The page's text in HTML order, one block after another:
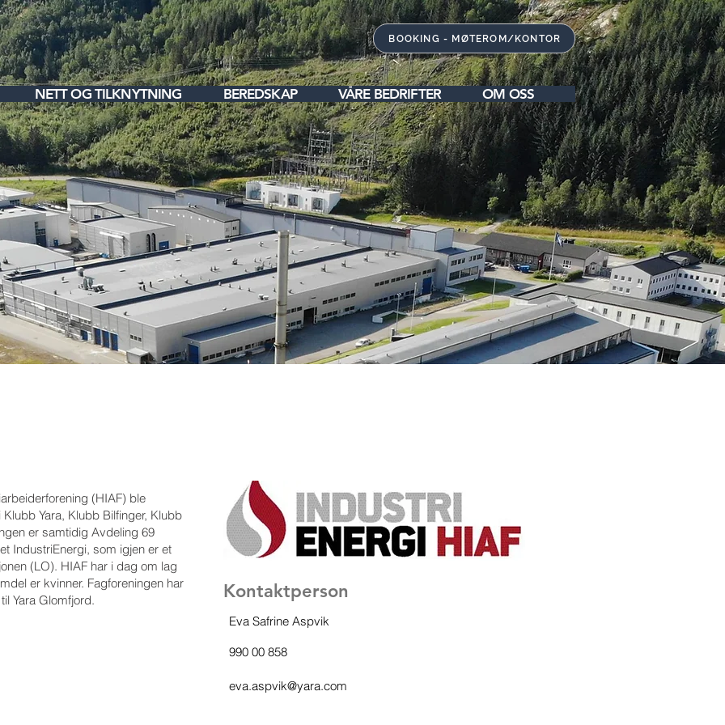
BOOKING - MØTEROM/KONTOR
NETT OG TILKNYTNING BEREDSKAP VÅRE BEDRIFTER OM OSS
(HIAF) ble
Yara, Klubb Bilfinger, Klubb
er samtidig Avdeling 69
IndustriEnergi, som igjen er et
(LO). HIAF har i dag om lag
er kvinner. Fagforeningen har
Yara Glomfjord.
Kontaktperson
Eva Safrine Aspvik
990 00 858
eva.aspvik@yara.com